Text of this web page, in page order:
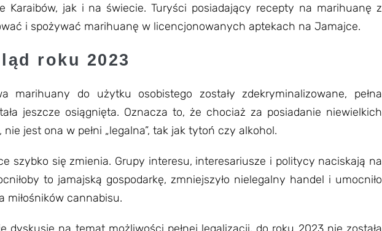
Karaibów, jak i na świecie. Turyści posiadający recepty na marihuanę z
i spożywać marihuanę w licencjonowanych aptekach na Jamajce.
roku 2023
do użytku osobistego zostały zdekryminalizowane, pełna
jeszcze osiągnięta. Oznacza to, że chociaż za posiadanie niewielkich
jest ona w pełni „legalna”, tak jak tytoń czy alkohol.
szybko się zmienia. Grupy interesu, interesariusze i politycy naciskają na
to jamajską gospodarkę, zmniejszyło nielegalny handel i umocniło
miłośników cannabisu.
dyskusje na temat możliwości pełnej legalizacji, do roku 2023 nie została